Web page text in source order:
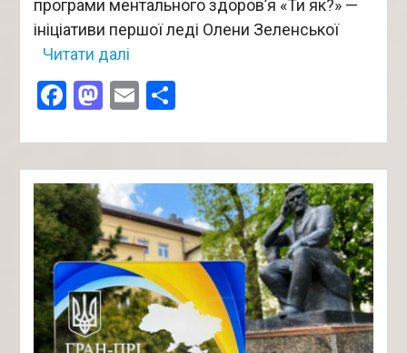
програми ментального здоров’я «Ти як?» —
ініціативи першої леді Олени Зеленської
Читати далі
Facebook
Mastodon
EmailПоділитися